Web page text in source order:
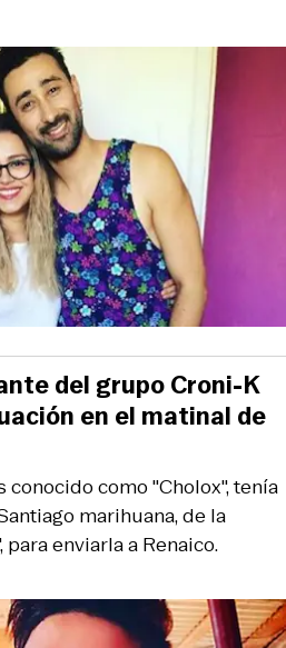
como "Cholox", tenía
marihuana, de la
enviarla a Renaico.
del grupo Croni-K
en el matinal de